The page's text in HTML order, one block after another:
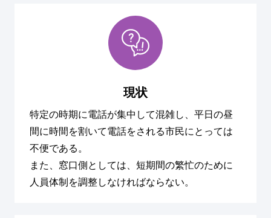
現状
特定の時期に電話が集中して混雑し、平日の昼
間に時間を割いて電話をされる市民にとっては
不便である。
また、窓口側としては、短期間の繁忙のために
人員体制を調整しなければならない。